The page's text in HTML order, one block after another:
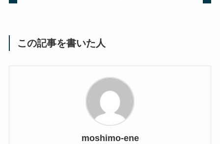
この記事を書いた人
moshimo-ene